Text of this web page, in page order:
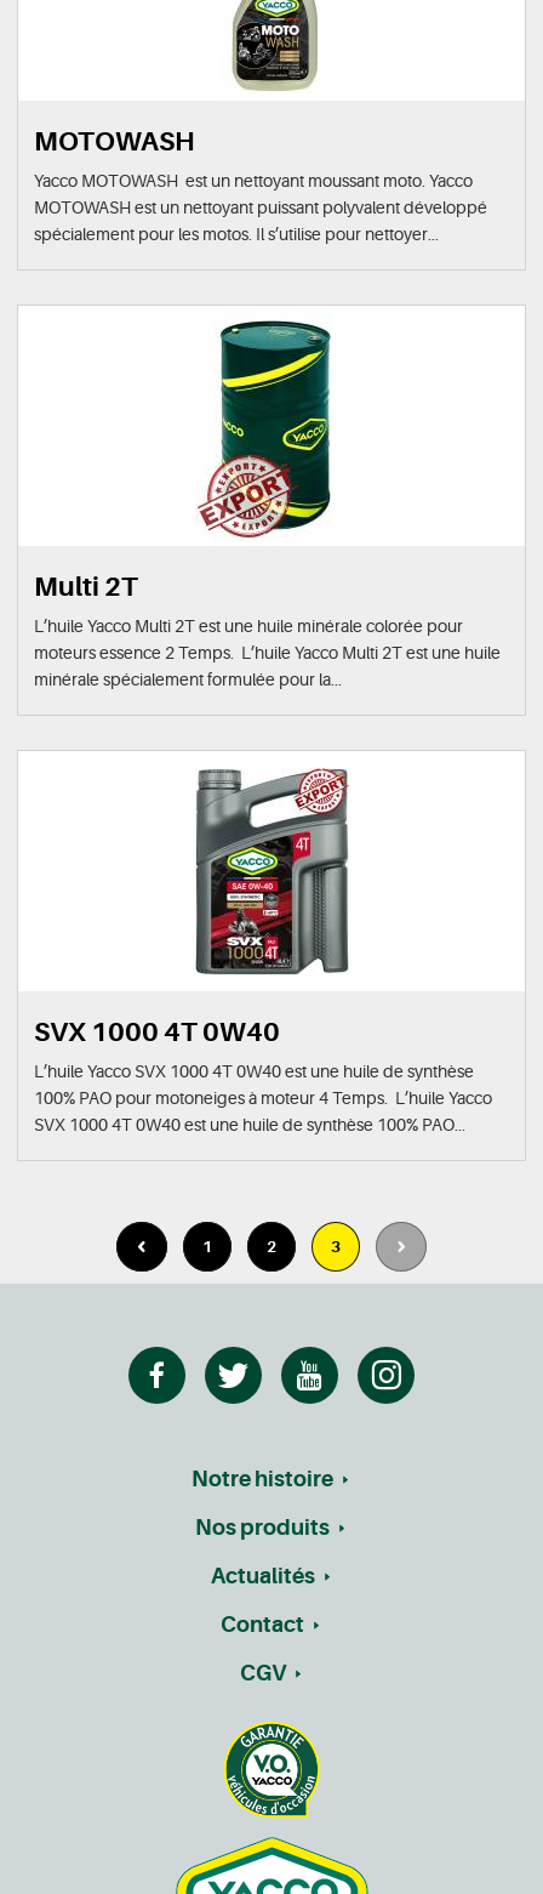
MOTOWASH
Yacco MOTOWASH est un nettoyant moussant moto. Yacco
MOTOWASH est un nettoyant puissant polyvalent développé
spécialement pour les motos. Il s’utilise pour nettoyer...
Multi 2T
L’huile Yacco Multi 2T est une huile minérale colorée pour
moteurs essence 2 Temps. L’huile Yacco Multi 2T est une huile
minérale spécialement formulée pour la...
SVX 1000 4T 0W40
L’huile Yacco SVX 1000 4T 0W40 est une huile de synthèse
100% PAO pour motoneiges à moteur 4 Temps. L’huile Yacco
SVX 1000 4T 0W40 est une huile de synthèse 100% PAO...
1 2 3
Notre histoire
Nos produits
Actualités
Contact
CGV